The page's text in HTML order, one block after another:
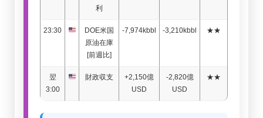
利
23:30
DOE米国
原油在庫
[前週比]
-7,974kbbl -3,210kbbl ★★
翌
3:00
財政収支
+2,150億
USD
-2,820億
USD
★★